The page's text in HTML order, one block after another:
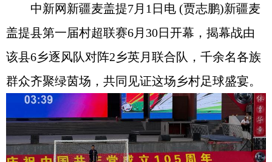
中新网新疆麦盖提7月1日电 (贾志鹏)新疆麦
盖提县第一届村超联赛6月30日开幕，揭幕战由
该县6乡逐风队对阵2乡英月联合队，千余名各族
群众齐聚绿茵场，共同见证这场乡村足球盛宴。